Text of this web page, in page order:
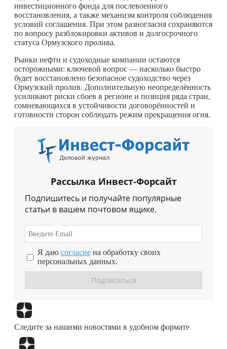
инвестиционного фонда для послевоенного
восстановления, а также механизм контроля соблюдения
условий соглашения. При этом разногласия сохраняются
по вопросу разблокировки активов и долгосрочного
статуса Ормузского пролива.
Рынки нефти и судоходные компании остаются
осторожными: ключевой вопрос — насколько быстро
будет восстановлено безопасное судоходство через
Ормузский пролив. Дополнительную неопределённость
усиливают риски сбоев в регионе и позиция ряда стран,
сомневающихся в устойчивости договорённостей и
готовности сторон соблюдать режим прекращения огня.
Рассылка Инвест-Форсайт
Подпишитесь и получайте популярные
статьи в вашем почтовом ящике.
Я даю согласие на обработку своих
персональных данных.
Следите за нашими новостями в удобном формате